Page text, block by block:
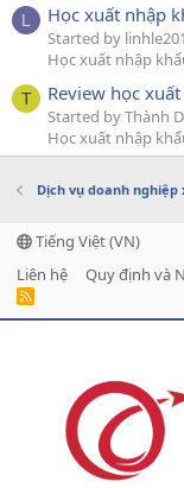
L Học xuất nhập
Started by
Học xuất nhập
T Review học
Started by Thành
Học xuất nhập
Dịch vụ doanh
Tiếng Việt (VN)
Liên hệ
Quy định và
R